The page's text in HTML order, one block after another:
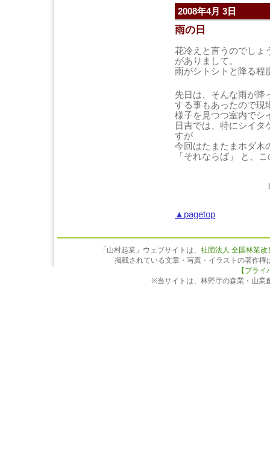
2008年4月 3日
雨の日
花冷えと言うのでしょ
がありまして。
雨がシトシトと降る程
先日は、そんな雨が降
する事もあったので現
様子を見つつ室内でシ
日吉では、特にシイタ
すが
今回はたまたまホダ木
「それならば」 と、
▲pagetop
「山村起業」ウェブサイトは、 社団法人 全国林業
掲載されている文章・写真・イラストの著作
【プラ
※当サイトは、林野庁の森業・山業